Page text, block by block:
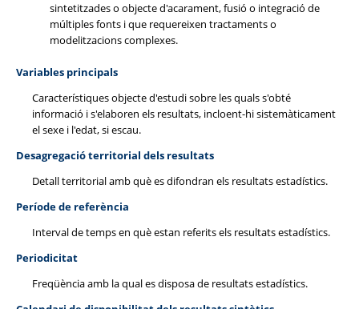
sintetitzades o objecte d'acarament, fusió o integració de
múltiples fonts i que requereixen tractaments o
modelitzacions complexes.
Variables principals
Característiques objecte d'estudi sobre les quals s'obté
informació i s'elaboren els resultats, incloent-hi sistemàticament
el sexe i l'edat, si escau.
Desagregació territorial dels resultats
Detall territorial amb què es difondran els resultats estadístics.
Període de referència
Interval de temps en què estan referits els resultats estadístics.
Periodicitat
Freqüència amb la qual es disposa de resultats estadístics.